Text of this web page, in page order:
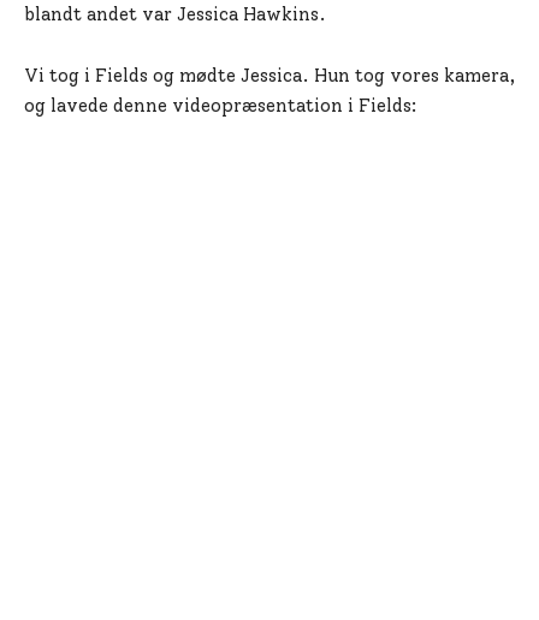
blandt andet var Jessica Hawkins.
Vi tog i Fields og mødte Jessica. Hun tog vores kamera,
og lavede denne videopræsentation i Fields: